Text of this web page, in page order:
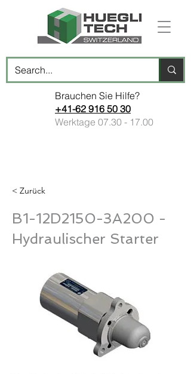
Brauchen Sie Hilfe?
+41-62 916 50 30
Werktage 07.30 - 17.00
< Zurück
B1-12D2150-3A200 -
Hydraulischer Starter